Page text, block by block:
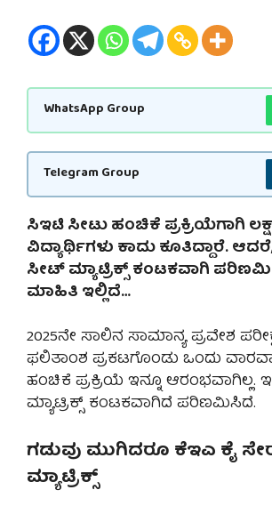
WhatsApp Group
Telegram Group
ಸಿಇಟಿ ಸೀಟು ಹಂಚಿಕೆ ಪ್ರಕ್ರಿಯೆಗಾಗಿ
ವಿದ್ಯಾರ್ಥಿಗಳು ಕಾದು ಕೂತಿದ್ದಾರೆ.
ಸೀಟ್ ಮ್ಯಾಟ್ರಿಕ್ಸ್ ಕಂಟಕವಾಗಿ
ಮಾಹಿತಿ ಇಲ್ಲಿದೆ…
2025ನೇ ಸಾಲಿನ ಸಾಮಾನ್ಯ ಪ್ರವೇಶ
ಫಲಿತಾಂಶ ಪ್ರಕಟಗೊಂಡು ಒಂದು
ಹಂಚಿಕೆ ಪ್ರಕ್ರಿಯೆ ಇನ್ನೂ ಆರಂಭವಾಗಿಲ್ಲ.
ಮ್ಯಾಟ್ರಿಕ್ಸ್ ಕಂಟಕವಾಗಿದೆ ಪರಿಣಮಿಸಿದೆ.
ಗಡುವು ಮುಗಿದರೂ ಕೆಇಎ ಕೈ
ಮ್ಯಾಟ್ರಿಕ್ಸ್